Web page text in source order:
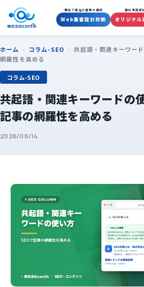
無料で現在の集客力確認
Web集客設計診断
御社専用資
オリジナル
ホーム › コラム-SEO › 共起語・関連キーワー
網羅性を高める
コラム-SEO
共起語・関連キーワードの
記事の網羅性を高める
2026/06/14